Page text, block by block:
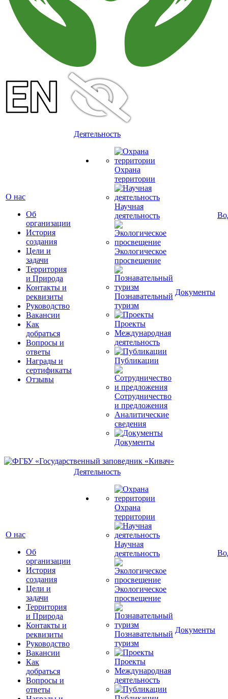
О нас
Об
организации
История
создания
Цели и
задачи
Территория
и Природа
Контакты и
реквизиты
Руководство
Вакансии
Как
добраться
Вопросы и
ответы
Награды и
сертификаты
Отзывы
Деятельность
Охрана
территории
Научная
деятельность
Экологическое
просвещение
Познавательный
туризм
Проекты
Международная
деятельность
Публикации
Сотрудничество
и предложения
Аналитические
сведения
Документы
Документы
О нас
Об
организации
История
создания
Цели и
задачи
Территория
и Природа
Контакты и
реквизиты
Руководство
Вакансии
Как
добраться
Вопросы и
ответы
Деятельность
Охрана
территории
Научная
деятельность
Экологическое
просвещение
Познавательный
туризм
Проекты
Международная
деятельность
Документы